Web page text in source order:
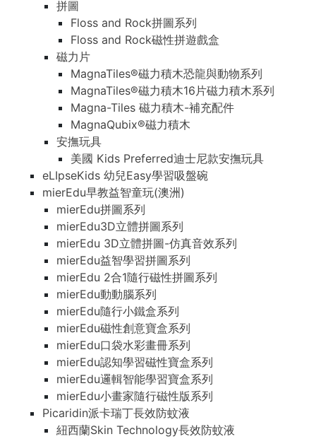
拼圖
Floss and Rock拼圖系列
Floss and Rock磁性拼遊戲盒
磁力片
MagnaTiles®磁力積木恐龍與動物系列
MagnaTiles®磁力積木16片磁力積木系列
Magna-Tiles 磁力積木-補充配件
MagnaQubix®磁力積木
安撫玩具
美國 Kids Preferred迪士尼款安撫玩具
eLIpseKids 幼兒Easy學習吸盤碗
mierEdu早教益智童玩(澳洲)
mierEdu拼圖系列
mierEdu3D立體拼圖系列
mierEdu 3D立體拼圖-仿真音效系列
mierEdu益智學習拼圖系列
mierEdu 2合1隨行磁性拼圖系列
mierEdu動動腦系列
mierEdu隨行小鐵盒系列
mierEdu磁性創意寶盒系列
mierEdu口袋水彩畫冊系列
mierEdu認知學習磁性寶盒系列
mierEdu邏輯智能學習寶盒系列
mierEdu小畫家隨行磁性版系列
Picaridin派卡瑞丁長效防蚊液
紐西蘭Skin Technology長效防蚊液